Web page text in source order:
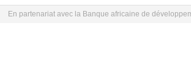
En partenariat avec la Banque africaine de